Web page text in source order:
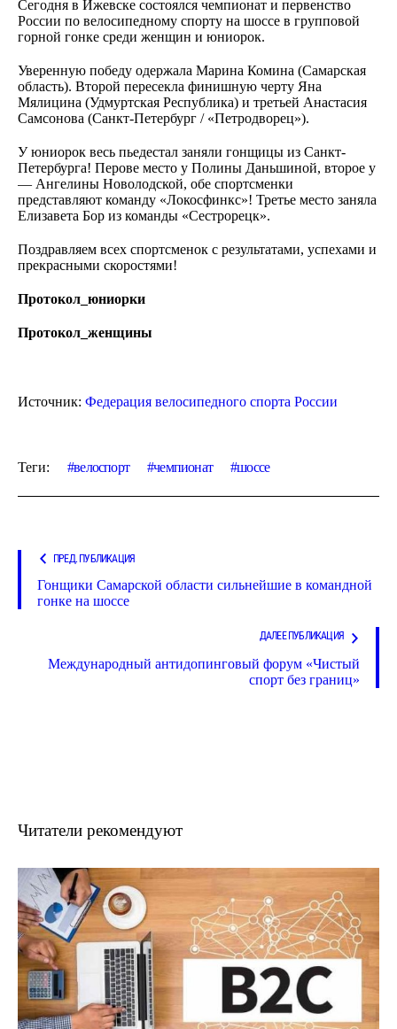
Сегодня в Ижевске состоялся чемпионат и первенство
России по велосипедному спорту на шоссе в групповой
горной гонке среди женщин и юниорок.
Уверенную победу одержала Марина Комина (Самарская
область). Второй пересекла финишную черту Яна
Мялицина (Удмуртская Республика) и третьей Анастасия
Самсонова (Санкт-Петербург / «Петродворец»).
У юниорок весь пьедестал заняли гонщицы из Санкт-
Петербурга! Перове место у Полины Даньшиной, второе у
— Ангелины Новолодской, обе спортсменки
представляют команду «Локосфинкс»! Третье место заняла
Елизавета Бор из команды «Сестрорецк».
Поздравляем всех спортсменок с результатами, успехами и
прекрасными скоростями!
Протокол_юниорки
Протокол_женщины
Источник: Федерация велосипедного спорта России
Теги: велоспорт чемпионат шоссе
ПРЕД. ПУБЛИКАЦИЯ
Гонщики Самарской области сильнейшие в командной
гонке на шоссе
ДАЛЕЕ ПУБЛИКАЦИЯ
Международный антидопинговый форум «Чистый
спорт без границ»
Читатели рекомендуют